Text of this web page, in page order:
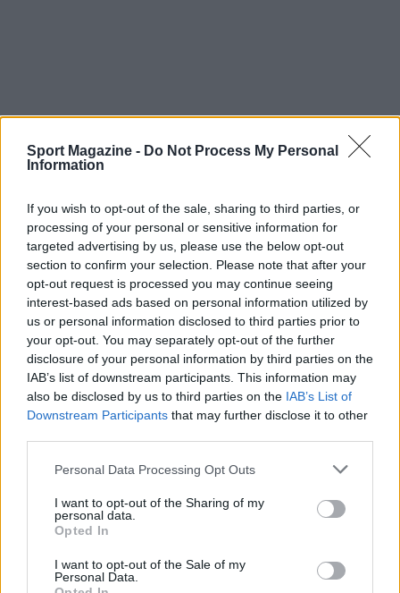
Sport Magazine - Do Not Process My Personal
Information
If you wish to opt-out of the sale, sharing to third parties, or
processing of your personal or sensitive information for
targeted advertising by us, please use the below opt-out
section to confirm your selection. Please note that after your
opt-out request is processed you may continue seeing
interest-based ads based on personal information utilized by
us or personal information disclosed to third parties prior to
your opt-out. You may separately opt-out of the further
disclosure of your personal information by third parties on the
IAB’s list of downstream participants. This information may
also be disclosed by us to third parties on the IAB’s List of
Downstream Participants that may further disclose it to other
Please note that this website/app uses one or more Google
not limited to your visit or usage behaviour. You may click to
grant or deny consent to Google and its third-party tags to
use your data for below specified purposes in below Google
consent section.
Personal Data Processing Opt Outs
I want to opt-out of the Sharing of my
personal data.
Opted In
I want to opt-out of the Sale of my
Personal Data.
In sintesi, il girone di ritorno ha tracciato una
fotografia chiara: una squadra dominante,
alcune contendenti agguerrite e un Parma
combattivo ma ancora alla ricerca di continuità.
Il percorso verso leFinal 8rimane aperto per
molti, e il calendario di aprile-maggio 2026
deciderà chi saprà trasformare le opportunità in
Napoli.